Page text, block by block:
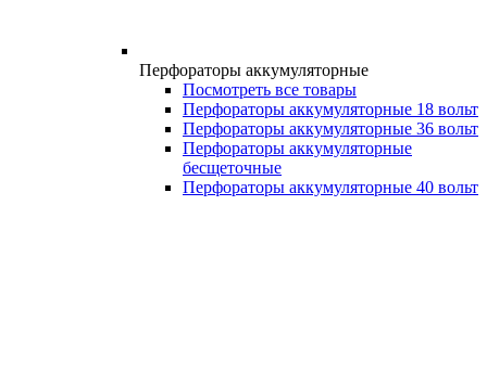
Перфораторы аккумуляторные
Посмотреть все товары
Перфораторы аккумуляторные 18 вольт
Перфораторы аккумуляторные 36 вольт
Перфораторы аккумуляторные
бесщеточные
Перфораторы аккумуляторные 40 вольт